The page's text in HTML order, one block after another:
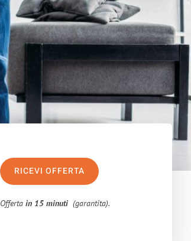
RICEVI OFFERTA
Offertain 15 minuti (garantita).